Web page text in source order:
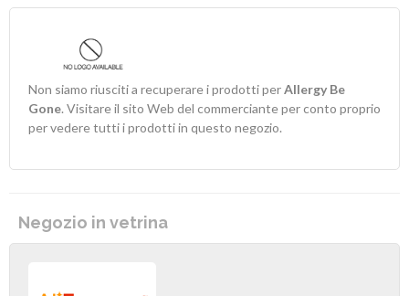
Non siamo riusciti a recuperare i prodotti perAllergy Be
Gone. Visitare il sito Web del commerciante per conto proprio
per vedere tutti i prodotti in questo negozio.
Negozio in vetrina